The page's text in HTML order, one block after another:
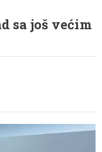
sa još većim